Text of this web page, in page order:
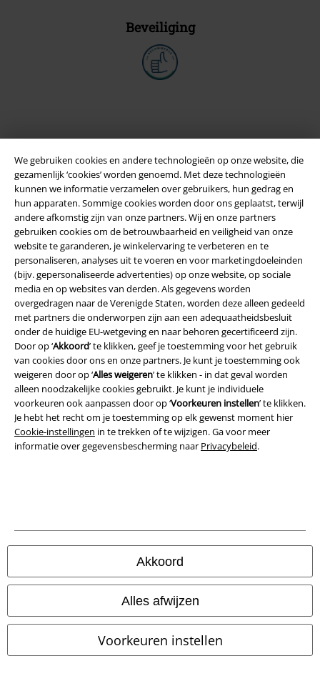
We gebruiken cookies en andere technologieën op onze website, die
gezamenlijk ‘cookies’ worden genoemd. Met deze technologieën
kunnen we informatie verzamelen over gebruikers, hun gedrag en
hun apparaten. Sommige cookies worden door ons geplaatst, terwijl
andere afkomstig zijn van onze partners. Wij en onze partners
gebruiken cookies om de betrouwbaarheid en veiligheid van onze
website te garanderen, je winkelervaring te verbeteren en te
personaliseren, analyses uit te voeren en voor marketingdoeleinden
(bijv. gepersonaliseerde advertenties) op onze website, op sociale
media en op websites van derden. Als gegevens worden
overgedragen naar de Verenigde Staten, worden deze alleen gedeeld
met partners die onderworpen zijn aan een adequaatheidsbesluit
onder de huidige EU-wetgeving en naar behoren gecertificeerd zijn.
Door op ‘Akkoord’ te klikken, geef je toestemming voor het gebruik
van cookies door ons en onze partners. Je kunt je toestemming ook
weigeren door op ‘Alles weigeren’ te klikken - in dat geval worden
alleen noodzakelijke cookies gebruikt. Je kunt je individuele
voorkeuren ook aanpassen door op ‘Voorkeuren instellen’ te klikken.
Je hebt het recht om je toestemming op elk gewenst moment hier
Cookie-instellingen in te trekken of te wijzigen. Ga voor meer
informatie over gegevensbescherming naar Privacybeleid.
Akkoord
Alles afwijzen
Voorkeuren instellen
Beveiliging
Legal
Algemene Voorwaarden
Bedrijfsgegevens
Privacyverklaring
Verklaring van conformiteit
Informatie over toegankelijkheid
Cookie-instellingen
Annuleer bestelling
Onze online shops
EMP International